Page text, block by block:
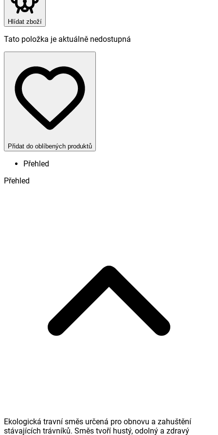
Hlídat zboží
Tato položka je aktuálně nedostupná
Přidat do oblíbených produktů
Přehled
Přehled
Ekologická travní směs určená pro obnovu a zahuštění
stávajících trávníků. Směs tvoří hustý, odolný a zdravý